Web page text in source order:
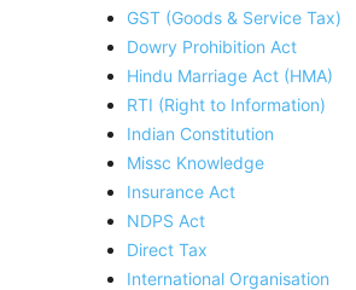
GST (Goods & Service Tax)
Dowry Prohibition Act
Hindu Marriage Act (HMA)
RTI (Right to Information)
Indian Constitution
Missc Knowledge
Insurance Act
NDPS Act
Direct Tax
International Organisation